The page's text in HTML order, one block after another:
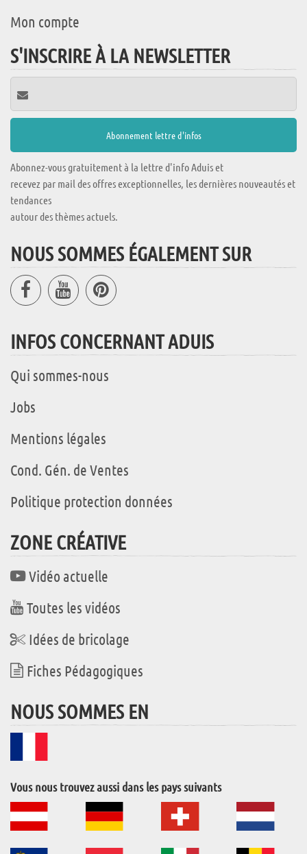
Mon compte
S'INSCRIRE À LA NEWSLETTER
Abonnez-vous gratuitement à la lettre d'info Aduis et
recevez par mail des offres exceptionnelles, les dernières nouveautés et
tendances
autour des thèmes actuels.
NOUS SOMMES ÉGALEMENT SUR
INFOS CONCERNANT ADUIS
Qui sommes-nous
Jobs
Mentions légales
Cond. Gén. de Ventes
Politique protection données
ZONE CRÉATIVE
Vidéo actuelle
Toutes les vidéos
Idées de bricolage
Fiches Pédagogiques
NOUS SOMMES EN
Vous nous trouvez aussi dans les pays suivants